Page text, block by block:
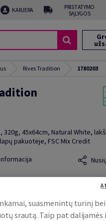
KARJERA
PRISTATYMO
SĄLYGOS
Rives Tradition 1780203
320g, 45x64cm, Natural White,
pakuotėje, FSC Mix Credit
suasmenintų turinį
srautą. Taip pat dalijamės